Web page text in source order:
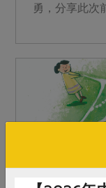
勇，分享此次
許多具體作法